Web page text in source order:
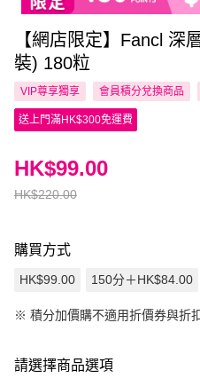
【網店限定】Fancl 深
裝) 180粒
VIP尊享獨享 會員積分兌換商品
送上門滿HK$300免運費
HK$220.00
HK$99.00
購買方式
HK$99.00 150分＋HK$84.00
※ 積分加價購不適用折價券與折
請選擇商品選項